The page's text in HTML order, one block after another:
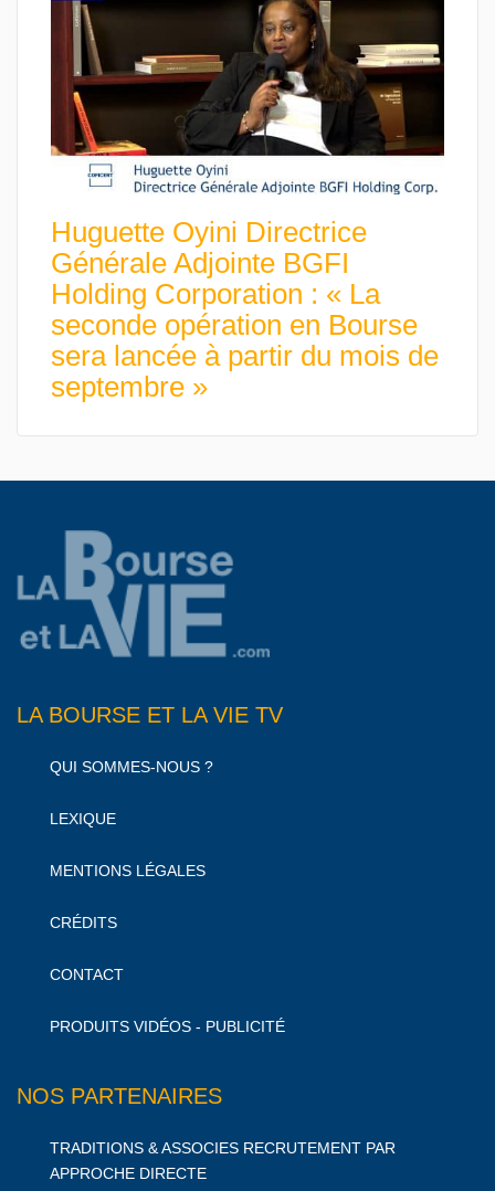
Huguette Oyini Directrice
Générale Adjointe BGFI
Holding Corporation : « La
seconde opération en Bourse
sera lancée à partir du mois de
septembre »
LA BOURSE ET LA VIE TV
QUI SOMMES-NOUS ?
LEXIQUE
MENTIONS LÉGALES
CRÉDITS
CONTACT
PRODUITS VIDÉOS - PUBLICITÉ
NOS PARTENAIRES
TRADITIONS & ASSOCIES RECRUTEMENT PAR
APPROCHE DIRECTE